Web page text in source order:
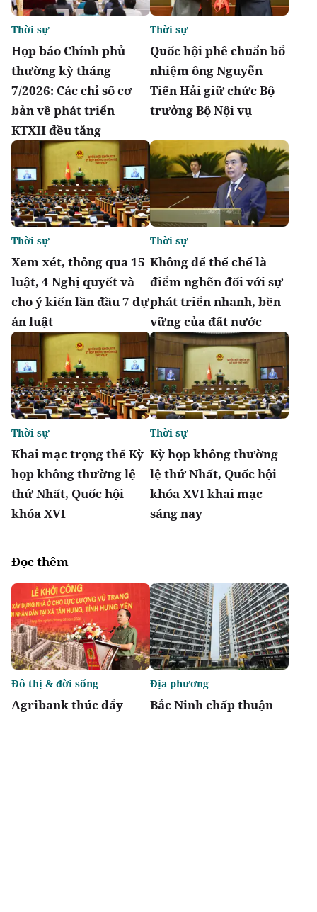
Họp báo Chính phủ
thường kỳ tháng
7/2026: Các chỉ số cơ
bản về phát triển
KTXH đều tăng
Thời sự
Quốc hội phê chuẩn bổ
nhiệm ông Nguyễn
Tiến Hải giữ chức Bộ
trưởng Bộ Nội vụ
Thời sự
Xem xét, thông qua 15
luật, 4 Nghị quyết và
cho ý kiến lần đầu 7 dự
án luật
Thời sự
Không để thể chế là
điểm nghẽn đối với sự
phát triển nhanh, bền
vững của đất nước
Thời sự
Khai mạc trọng thể Kỳ
họp không thường lệ
thứ Nhất, Quốc hội
khóa XVI
Thời sự
Kỳ họp không thường
lệ thứ Nhất, Quốc hội
khóa XVI khai mạc
sáng nay
Thời sự
Đọc thêm
Agribank thúc đẩy
Đô thị & đời sống
Bắc Ninh chấp thuận
Địa phương